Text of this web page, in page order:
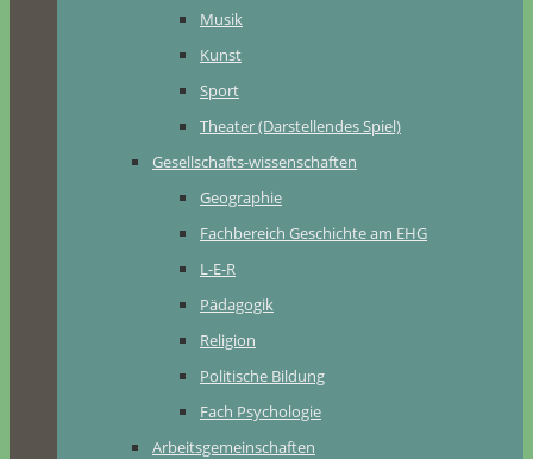
Musik
Kunst
Sport
Theater (Darstellendes Spiel)
Gesellschafts-wissenschaften
Geographie
Fachbereich Geschichte am EHG
L-E-R
Pädagogik
Religion
Politische Bildung
Fach Psychologie
Arbeitsgemeinschaften